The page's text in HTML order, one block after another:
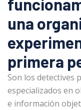
una
primera
Son los detectives
especializados en
e información